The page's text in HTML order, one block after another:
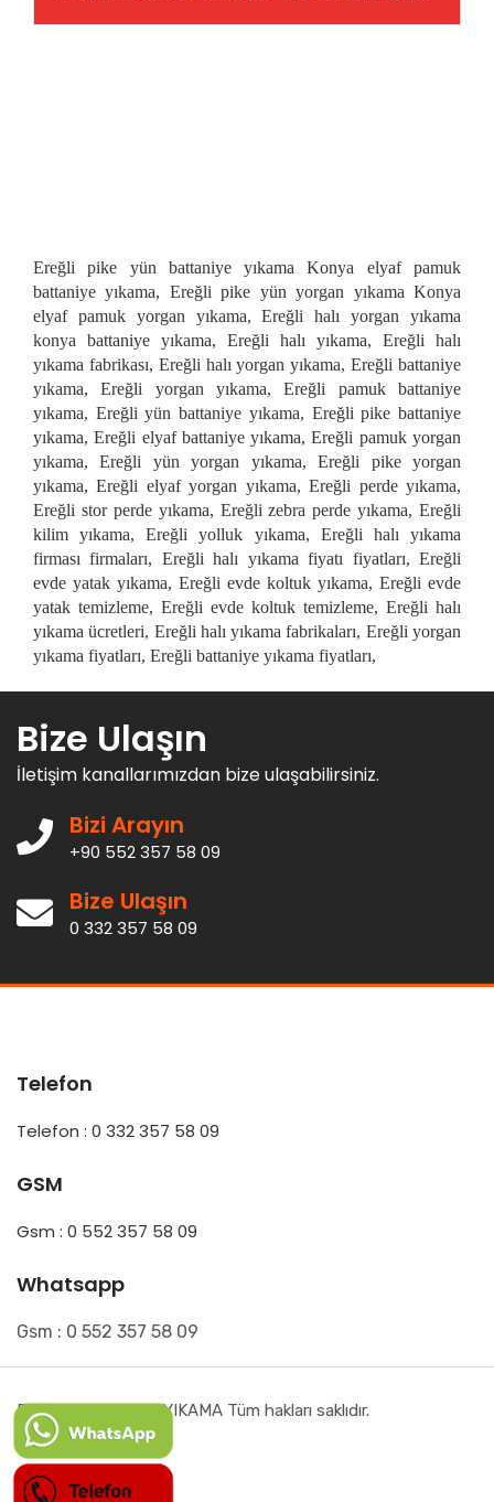
Ereğli pike yün battaniye yıkama Konya elyaf pamuk
battaniye yıkama, Ereğli pike yün yorgan yıkama Konya
elyaf pamuk yorgan yıkama, Ereğli halı yorgan yıkama
konya battaniye yıkama, Ereğli halı yıkama, Ereğli halı
yıkama fabrikası, Ereğli halı yorgan yıkama, Ereğli battaniye
yıkama, Ereğli yorgan yıkama, Ereğli pamuk battaniye
yıkama, Ereğli yün battaniye yıkama, Ereğli pike battaniye
yıkama, Ereğli elyaf battaniye yıkama, Ereğli pamuk yorgan
yıkama, Ereğli yün yorgan yıkama, Ereğli pike yorgan
yıkama, Ereğli elyaf yorgan yıkama, Ereğli perde yıkama,
Ereğli stor perde yıkama, Ereğli zebra perde yıkama, Ereğli
kilim yıkama, Ereğli yolluk yıkama, Ereğli halı yıkama
firması firmaları, Ereğli halı yıkama fiyatı fiyatları, Ereğli
evde yatak yıkama, Ereğli evde koltuk yıkama, Ereğli evde
yatak temizleme, Ereğli evde koltuk temizleme, Ereğli halı
yıkama ücretleri, Ereğli halı yıkama fabrikaları, Ereğli yorgan
yıkama fiyatları, Ereğli battaniye yıkama fiyatları,
Bize Ulaşın
İletişim kanallarımızdan bize ulaşabilirsiniz.
Bizi Arayın
+90 552 357 58 09
Bize Ulaşın
0 332 357 58 09
Telefon
Telefon : 0 332 357 58 09
GSM
Gsm : 0 552 357 58 09
Whatsapp
Gsm : 0 552 357 58 09
Ereğli HAZAL HALI YIKAMA Tüm hakları saklıdır.